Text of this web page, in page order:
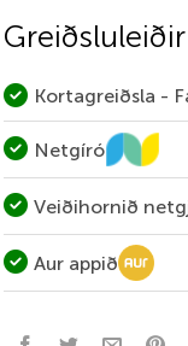
Kortagreiðsla -
Netgíró
Veiðihornið
Aur appið